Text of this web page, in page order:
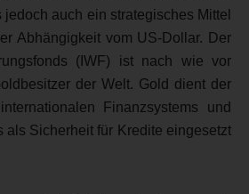
auch ein strategisches Mittel
Abhängigkeit vom US-Dollar. Der
(IWF) ist nach wie vor
der Welt. Gold dient der
Finanzsystems und
als Sicherheit für Kredite eingesetzt